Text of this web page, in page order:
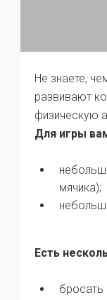
Не знаете,
развивают
физическую
Для игры
мячика);
Есть
бросать